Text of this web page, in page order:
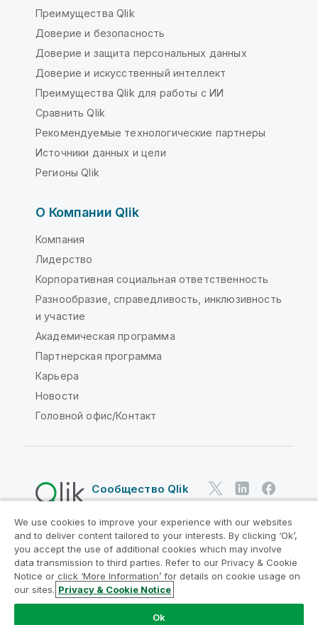
Преимущества Qlik
Доверие и безопасность
Доверие и защита персональных данных
Доверие и искусственный интеллект
Преимущества Qlik для работы с ИИ
Сравнить Qlik
Рекомендуемые технологические партнеры
Источники данных и цели
Регионы Qlik
О Компании Qlik
Компания
Лидерство
Корпоративная социальная ответственность
Разнообразие, справедливость, инклюзивность
и участие
Академическая программа
Партнерская программа
Карьера
Новости
Головной офис/Контакт
Сообщество Qlik
Юридические соглашения
Условия использования продуктов
Legal Policies
Юридические положения
Условия использования
Товарные знаки
Do Not Share My Info
We use cookies to improve your experience with our websites
and to deliver content tailored to your interests. By clicking ‘Ok’,
you accept the use of additional cookies which may involve
data transmission to third parties. Refer to our Privacy & Cookie
Notice or click ‘More Information’ for details on cookie usage on
our sites. Privacy & Cookie Notice
Ok